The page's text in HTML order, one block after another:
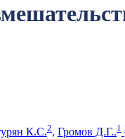
К.С.2, Громов Д.Г..1